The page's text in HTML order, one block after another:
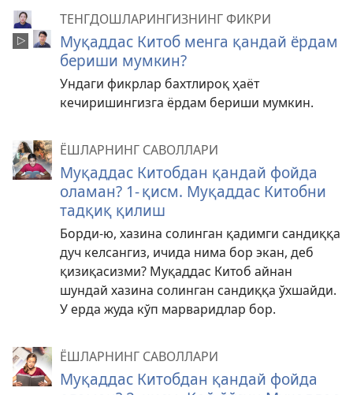
ТЕНГДОШЛАРИНГИЗНИНГ ФИКРИ
Муқаддас Китоб менга қандай ёрдам
бериши мумкин?
Ундаги фикрлар бахтлироқ ҳаёт
кечиришингизга ёрдам бериши мумкин.
ЁШЛАРНИНГ САВОЛЛАРИ
Муқаддас Китобдан қандай фойда
оламан? 1- қисм. Муқаддас Китобни
тадқиқ қилиш
Борди-ю, хазина солинган қадимги сандиққа
дуч келсангиз, ичида нима бор экан, деб
қизиқасизми? Муқаддас Китоб айнан
шундай хазина солинган сандиққа ўхшайди.
У ерда жуда кўп марваридлар бор.
ЁШЛАРНИНГ САВОЛЛАРИ
Муқаддас Китобдан қандай фойда